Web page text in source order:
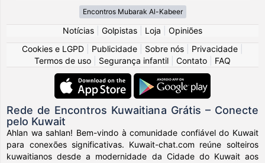
Encontros Mubarak Al-Kabeer
Notícias Golpistas Loja
Opiniões
Cookies e LGPD
Publicidade Sobre nós Privacidade
Termos de uso
Segurança infantil Contato FAQ
Rede de Encontros Kuwaitiana Grátis – Conecte
pelo Kuwait
Ahlan wa sahlan! Bem-vindo à comunidade confiável do Kuwait
para conexões significativas. Kuwait-chat.com reúne solteiros
kuwaitianos desde a modernidade da Cidade do Kuwait aos